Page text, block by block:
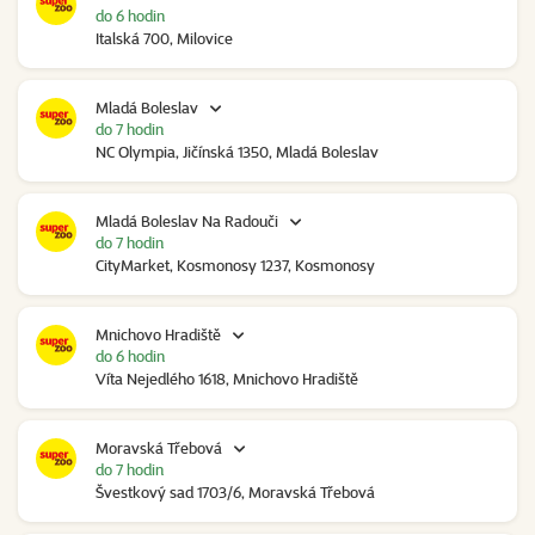
Italská 700, Milovice
do 6 hodin
Mladá Boleslav
NC Olympia, Jičínská 1350, Mladá Boleslav
do 7 hodin
Mladá Boleslav Na Radouči
CityMarket, Kosmonosy 1237, Kosmonosy
do 7 hodin
Mnichovo Hradiště
Víta Nejedlého 1618, Mnichovo Hradiště
do 6 hodin
Moravská Třebová
Švestkový sad 1703/6, Moravská Třebová
do 7 hodin